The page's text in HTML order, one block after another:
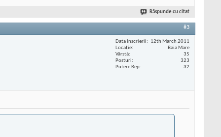
Răspunde cu citat
#3
Data înscrierii
12th March 2011
Locaţie
Baia Mare
Vârstă
35
Posturi
323
Putere Rep
32